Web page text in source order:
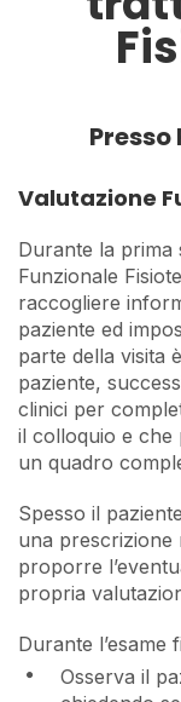
Presso
Valutazione
Durante la prima
Funzionale
raccogliere
paziente ed
parte della visita
paziente,
clinici per
il colloquio e che
un quadro
Spesso il
una prescrizione
proporre
propria
Durante l’esame
Osserva il